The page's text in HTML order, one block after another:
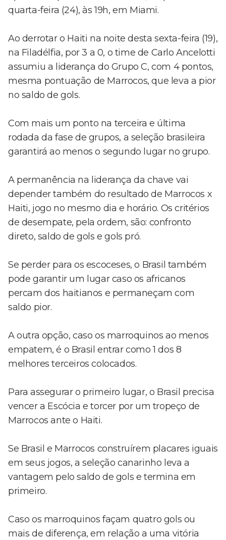
quarta-feira (24), às 19h, em Miami.
Ao derrotar o Haiti na noite desta sexta-feira (19),
na Filadélfia, por 3 a 0, o time de Carlo Ancelotti
assumiu a liderança do Grupo C, com 4 pontos,
mesma pontuação de Marrocos, que leva a pior
no saldo de gols.
Com mais um ponto na terceira e última
rodada da fase de grupos, a seleção brasileira
garantirá ao menos o segundo lugar no grupo.
A permanência na liderança da chave vai
depender também do resultado de Marrocos x
Haiti, jogo no mesmo dia e horário. Os critérios
de desempate, pela ordem, são: confronto
direto, saldo de gols e gols pró.
Se perder para os escoceses, o Brasil também
pode garantir um lugar caso os africanos
percam dos haitianos e permaneçam com
saldo pior.
A outra opção, caso os marroquinos ao menos
empatem, é o Brasil entrar como 1 dos 8
melhores terceiros colocados.
Para assegurar o primeiro lugar, o Brasil precisa
vencer a Escócia e torcer por um tropeço de
Marrocos ante o Haiti.
Se Brasil e Marrocos construírem placares iguais
em seus jogos, a seleção canarinho leva a
vantagem pelo saldo de gols e termina em
primeiro.
Caso os marroquinos façam quatro gols ou
mais de diferença, em relação a uma vitória